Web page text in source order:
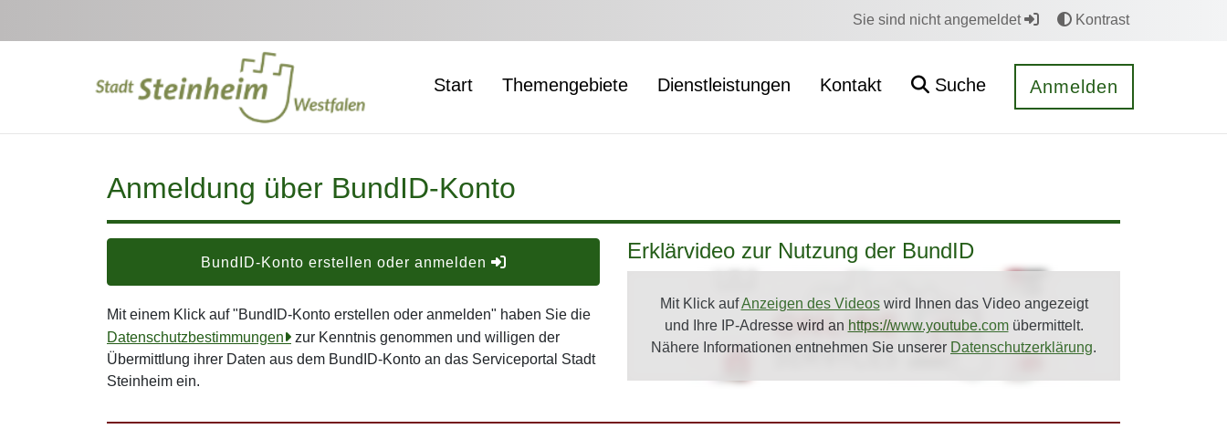
Sie sind nicht angemeldet Kontrast
Start Themengebiete Dienstleistungen Kontakt Suche Anmelden
Anmeldung über BundID-Konto
BundID-Konto erstellen oder anmelden
Mit einem Klick auf "BundID-Konto erstellen oder anmelden" haben Sie die
Datenschutzbestimmungen
zur Kenntnis genommen und willigen der
Übermittlung ihrer Daten aus dem BundID-Konto an das Serviceportal Stadt
Steinheim ein.
Erklärvideo zur Nutzung der BundID
Mit Klick aufAnzeigen des Videoswird Ihnen das Video angezeigt
und Ihre IP-Adresse wird an https://www.youtube.comübermittelt.
Nähere Informationen entnehmen Sie unserer Datenschutzerklärung.